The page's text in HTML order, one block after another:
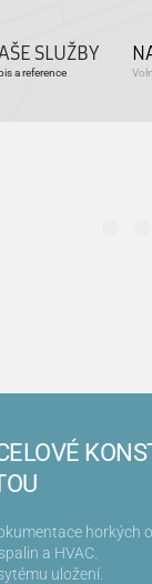
SLUŽBY
a reference
horkých
a HVAC.
uložení.